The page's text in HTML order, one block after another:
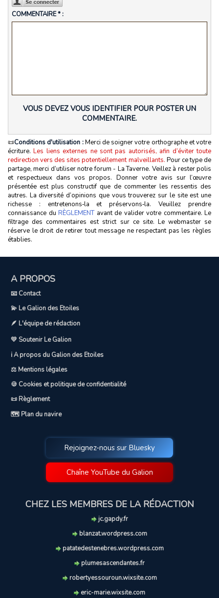
COMMENTAIRE * :
VOUS DEVEZ VOUS IDENTIFIER POUR POSTER UN
COMMENTAIRE.
📜Conditions d'utilisation :Merci de soigner votre orthographe et votre
écriture.Les liens externes ne sont pas autorisés, afin d’éviter toute
redirection vers des sites potentiellement malveillants. Pour ce type de
partage, merci d’utiliser notre forum - La Taverne. Veillez à rester polis
et respectueux dans vos propos. Donner votre avis sur l’œuvre
présentée est plus constructif que de commenter les ressentis des
autres. La diversité d’opinions que vous trouverez sur le site est une
richesse : entretenons‑la et préservons‑la. Veuillez prendre
connaissance du RÈGLEMENTavant de valider votre commentaire. Le
filtrage des commentaires est strict sur ce site. Le webmaster se
réserve le droit de retirer tout message ne respectant pas les règles
établies.
A PROPOS
📧 Contact
💫 Le Galion des Etoiles
🪶 L'équipe de rédaction
💛 Soutenir Le Galion
ℹ️ A propos du Galion des Etoiles
⚖️ Mentions légales
🍪 Cookies et politique de confidentialité
📜 Règlement
🗺️ Plan du navire
Rejoignez-nous sur Bluesky
Chaîne YouTube du Galion
CHEZ LES MEMBRES DE LA RÉDACTION
jc.gapdy.fr
blanzat.wordpress.com
patatedestenebres.wordpress.com
plumesascendantes.fr
robertyessouroun.wixsite.com
eric-marie.wixsite.com